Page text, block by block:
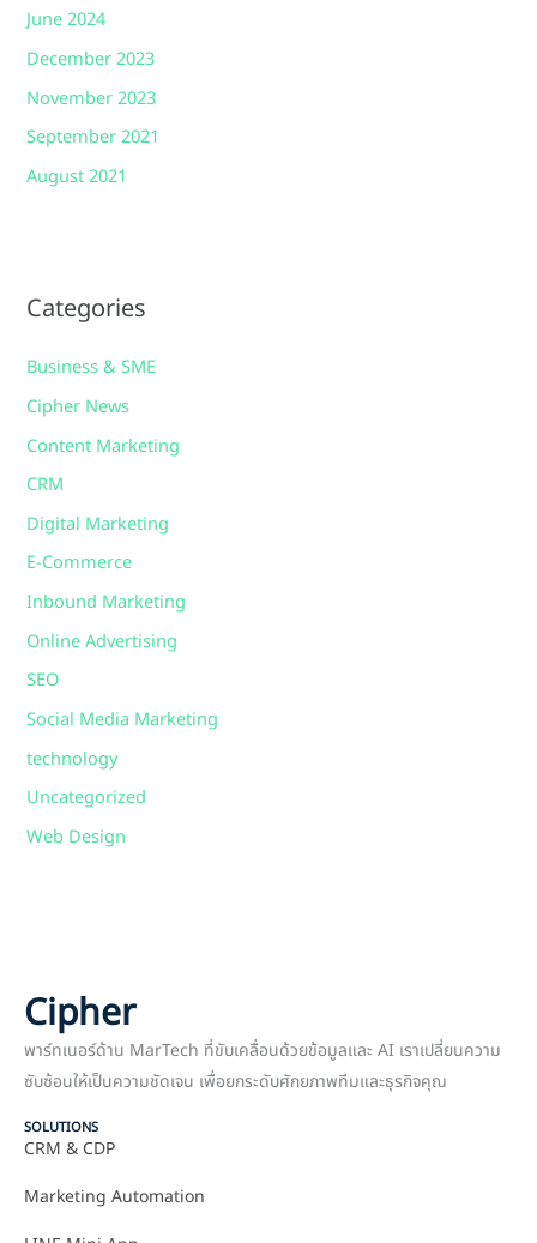
June 2024
December 2023
November 2023
September 2021
August 2021
Categories
Business & SME
Cipher News
Content Marketing
CRM
Digital Marketing
E-Commerce
Inbound Marketing
Online Advertising
SEO
Social Media Marketing
technology
Uncategorized
Web Design
Cipher
พาร์ทเนอร์ด้าน MarTech ที่ขับเคลื่อนด้วยข้อมูลและ AI เราเปลี่ยนความ
ซับซ้อนให้เป็นความชัดเจน เพื่อยกระดับศักยภาพทีมและธุรกิจคุณ
SOLUTIONS
CRM & CDP
Marketing Automation